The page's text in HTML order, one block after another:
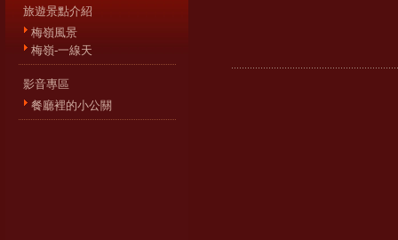
旅遊景點介紹
梅嶺風景
梅嶺-一線天
影音專區
餐廳裡的小公關